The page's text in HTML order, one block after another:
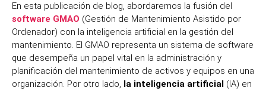
En esta publicación de blog, abordaremos la fusión del
software GMAO (Gestión de Mantenimiento Asistido por
Ordenador) con la inteligencia artificial en la gestión del
mantenimiento. El GMAO representa un sistema de software
que desempeña un papel vital en la administración y
planificación del mantenimiento de activos y equipos en una
organización. Por otro lado, la inteligencia artificial (IA) en